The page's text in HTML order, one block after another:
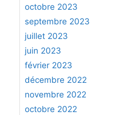
octobre 2023
septembre 2023
juillet 2023
juin 2023
février 2023
décembre 2022
novembre 2022
octobre 2022